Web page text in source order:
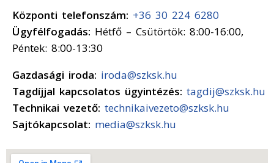
Központi telefonszám: +36 30 224 6280
Ügyfélfogadás: Hétfő – Csütörtök: 8:00-16:00,
Péntek: 8:00-13:30
Gazdasági iroda: iroda@szksk.hu
Tagdíjjal kapcsolatos ügyintézés: tagdij@szksk.hu
Technikai vezető: technikaivezeto@szksk.hu
Sajtókapcsolat: media@szksk.hu